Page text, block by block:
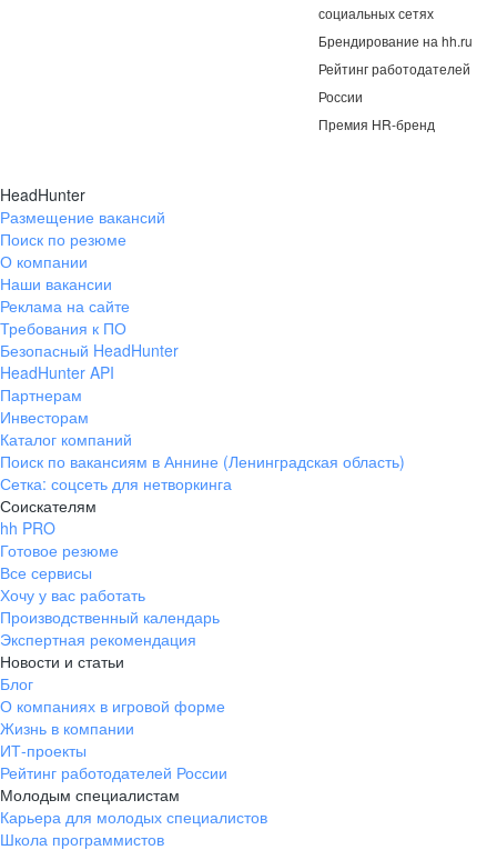
социальных сетях
Брендирование на hh.ru
Рейтинг работодателей
России
Премия HR-бренд
HeadHunter
Размещение вакансий
Поиск по резюме
О компании
Наши вакансии
Реклама на сайте
Требования к ПО
Безопасный HeadHunter
HeadHunter API
Партнерам
Инвесторам
Каталог компаний
Поиск по вакансиям в Аннине (Ленинградская область)
Сетка: соцсеть для нетворкинга
Соискателям
hh PRO
Готовое резюме
Все сервисы
Хочу у вас работать
Производственный календарь
Экспертная рекомендация
Новости и статьи
Блог
О компаниях в игровой форме
Жизнь в компании
ИТ-проекты
Рейтинг работодателей России
Молодым специалистам
Карьера для молодых специалистов
Школа программистов